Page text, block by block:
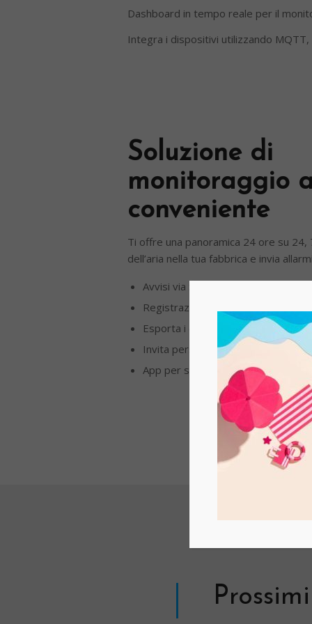
Dashboard in tempo reale per il
Integra i dispositivi utilizzando MQTT,
Soluzione di
monitoraggio
conveniente
Ti offre una panoramica 24 ore su 24,
dell’aria nella tua fabbrica e invia
Avvisi via SMS, E-Mail o Push
Registrazione dati 24 ore su 24, 7
Esporta i dati in Excel o CSV
Invita persone come collaboratori
App per smartphone gratuita per